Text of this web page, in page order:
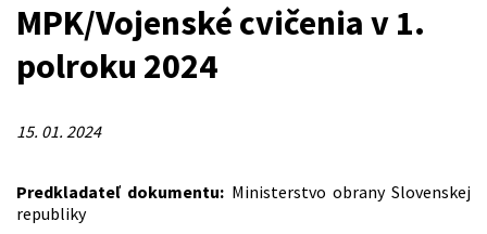
MPK/Vojenské cvičenia v 1.
polroku 2024
15. 01. 2024
Predkladateľ dokumentu: Ministerstvo obrany Slovenskej
republiky